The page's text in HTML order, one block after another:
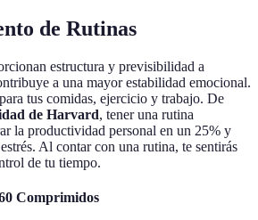
de Rutinas
estructura y previsibilidad a
a una mayor estabilidad emocional.
tus comidas, ejercicio y trabajo. De
de Harvard, tener una rutina
la productividad personal en un 25% y
Al contar con una rutina, te sentirás
de tu tiempo.
Comprimidos